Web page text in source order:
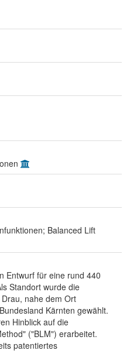
Balanced Lift
Entwurf für eine rund 440
Standort wurde die
nahe dem Ort
Kärnten gewählt.
Hinblick auf die
("BLM") erarbeitet.
patentiertes